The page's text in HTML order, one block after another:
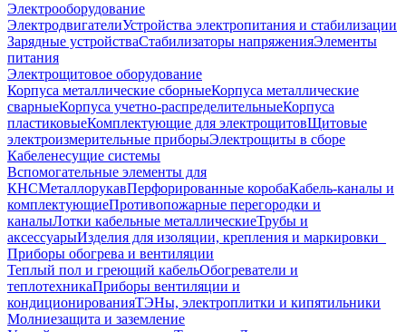
Электрооборудование
ЭлектродвигателиУстройства электропитания и стабилизации
Зарядные устройстваСтабилизаторы напряженияЭлементы
питания
Электрощитовое оборудование
Корпуса металлические сборныеКорпуса металлические
сварныеКорпуса учетно-распределительныеКорпуса
пластиковыеКомплектующие для электрощитовЩитовые
электроизмерительные приборыЭлектрощиты в сборе
Кабеленесущие системы
Вспомогательные элементы для
КНСМеталлорукавПерфорированные коробаКабель-каналы и
комплектующиеПротивопожарные перегородки и
каналыЛотки кабельные металлическиеТрубы и
аксессуарыИзделия для изоляции, крепления и маркировки
Приборы обогрева и вентиляции
Теплый пол и греющий кабельОбогреватели и
теплотехникаПриборы вентиляции и
кондиционированияТЭНы, электроплитки и кипятильники
Молниезащита и заземление